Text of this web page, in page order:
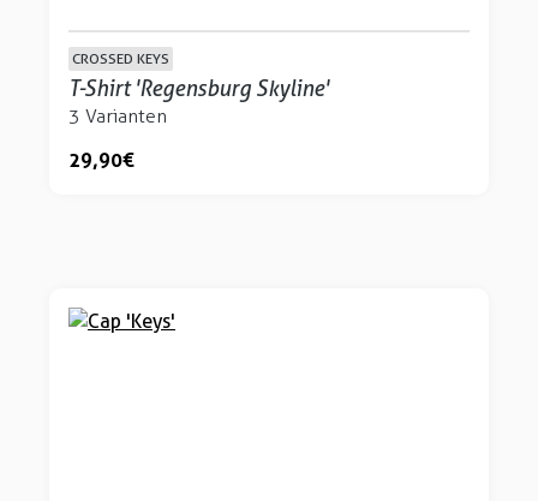
CROSSED KEYS
T-Shirt 'Regensburg Skyline'
3 Varianten
29,90 €